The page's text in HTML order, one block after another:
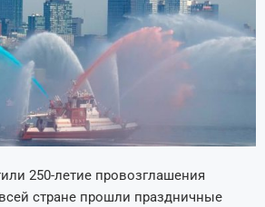
250-летие провозглашения
стране прошли праздничные